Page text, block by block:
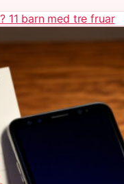
11 barn med tre fruar